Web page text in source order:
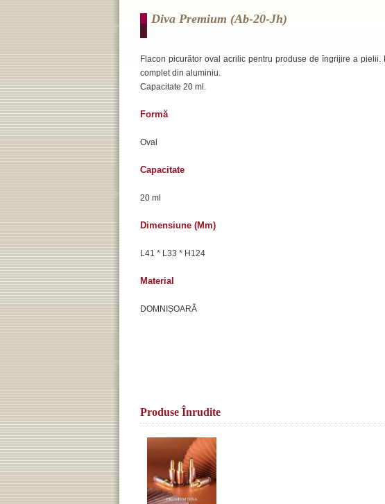
Diva Premium (ab-20-Jh)
Flacon picurător oval acrilic pentru produse de îngrijire a pielii.
complet din aluminiu.
Capacitate 20 ml.
Formă
Oval
Capacitate
20 ml
Dimensiune (mm)
L41 * L33 * H124
Material
DOMNIȘOARĂ
Produse Înrudite